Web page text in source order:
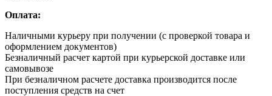
Оплата:
Наличными курьеру при получении (с проверкой товара и
оформлением документов)
Безналичный расчет картой при курьерской доставке или
самовывозе
При безналичном расчете доставка производится после
поступления средств на счет